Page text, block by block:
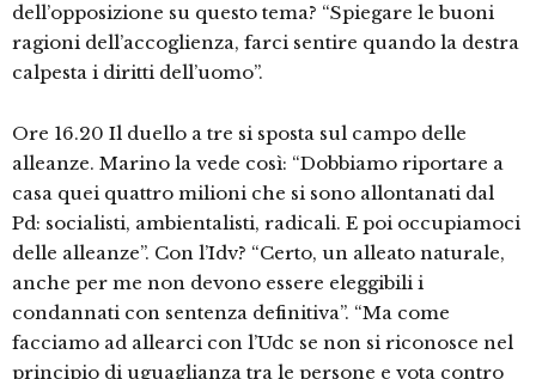
dell’opposizione su questo tema? “Spiegare le buoni
ragioni dell’accoglienza, farci sentire quando la destra
calpesta i diritti dell’uomo”.
Ore 16.20 Il duello a tre si sposta sul campo delle
alleanze. Marino la vede così: “Dobbiamo riportare a
casa quei quattro milioni che si sono allontanati dal
Pd: socialisti, ambientalisti, radicali. E poi occupiamoci
delle alleanze”. Con l’Idv? “Certo, un alleato naturale,
anche per me non devono essere eleggibili i
condannati con sentenza definitiva”. “Ma come
facciamo ad allearci con l’Udc se non si riconosce nel
principio di uguaglianza tra le persone e vota contro